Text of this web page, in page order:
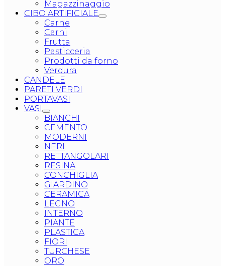
Magazzinaggio
CIBO ARTIFICIALE
Carne
Carni
Frutta
Pasticceria
Prodotti da forno
Verdura
CANDELE
PARETI VERDI
PORTAVASI
VASI
BIANCHI
CEMENTO
MODERNI
NERI
RETTANGOLARI
RESINA
CONCHIGLIA
GIARDINO
CERAMICA
LEGNO
INTERNO
PIANTE
PLASTICA
FIORI
TURCHESE
ORO